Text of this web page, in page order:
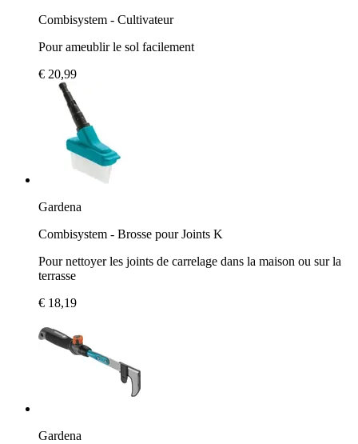
Combisystem - Cultivateur
Pour ameublir le sol facilement
€ 20,99
Gardena
Combisystem - Brosse pour Joints K
Pour nettoyer les joints de carrelage dans la maison ou sur la
terrasse
€ 18,19
Gardena